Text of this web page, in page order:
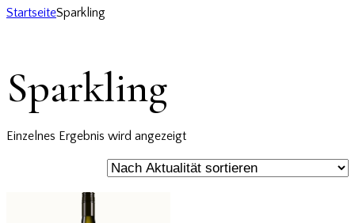
StartseiteSparkling
Sparkling
Einzelnes Ergebnis wird angezeigt